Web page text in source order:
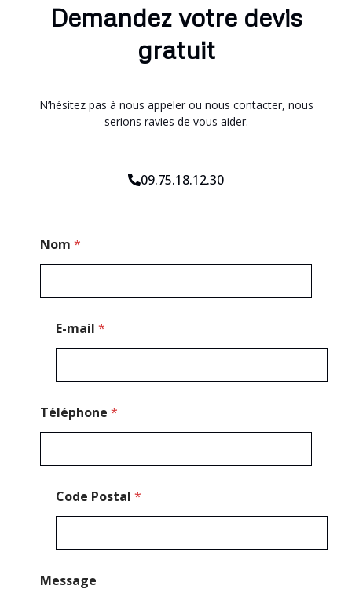
Demandez votre devis
gratuit
N’hésitez pas à nous appeler ou nous contacter, nous
serions ravies de vous aider.
09.75.18.12.30
Nom *
E-mail *
Téléphone *
Code Postal *
Message